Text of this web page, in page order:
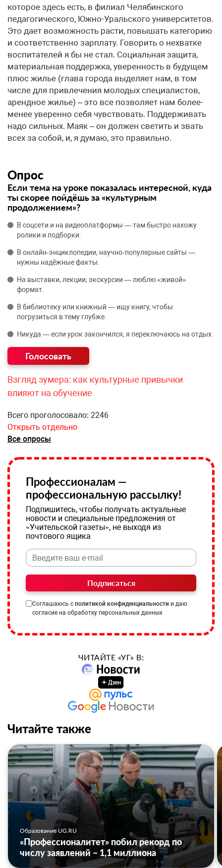
которое здесь есть, в филиал Челябинского
педагогического, Южно-Уральского университетов.
Это дает возможность расти, повышать категорию
и соответственно зарплату. Говорить о нехватке
воспитателей я бы не стал. Социальная защита,
материальная поддержка, уверенность в будущем
плюс жилье (глава города выделяет нам, в том
числе для привлечения молодых специалистов,
арендное жилье) – это все позволяет нам более-
менее уверенно себя чувствовать. Поддерживать
надо сильных. Маяк – он должен светить и звать
всех за собой, и, я думаю, это правильно.
Опрос
Если тема на уроке показалась интересной, куда
ты скорее пойдёшь за «культурным
продолжением»?
В соцсети и на видеоплатформы — там быстро нахожу
ролики и подборки.
В онлайн‑энциклопедии, научно‑популярные сайты —
нужны надёжные факты.
На выставки, лекции, экскурсии — люблю «живой»
формат.
В библиотеку или книжный — ищу книгу, чтобы
погрузиться в тему глубже.
Никуда — если урок закончился, я переключаюсь на отдых.
Взгляд зумера: как культурные привычки
влияют на обучение
Всего проголосовало: 2246
Открыть отдельно
Все опросы
Профессионалам —
профессиональную рассылку!
Подпишитесь, чтобы получать актуальные
новости и специальные предложения от
«Учительской газеты», не выходя из
почтового ящика
Подписаться
Соглашаюсь с политикой конфиденциальности и даю
согласие на обработку персональных данных
ЧИТАЙТЕ «УГ» В:
Читайте также
Образование UG.RU
«Профессионалитет» побил рекорд по
числу заявлений – 1,1 миллиона